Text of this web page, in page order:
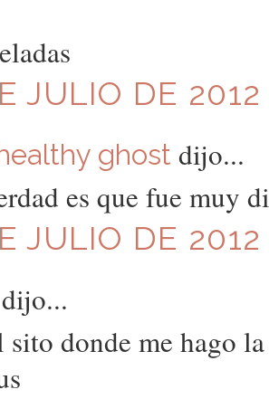
JULIO DE
ghost dijo...
es que fue muy
JULIO DE
dijo...
sito donde me hago